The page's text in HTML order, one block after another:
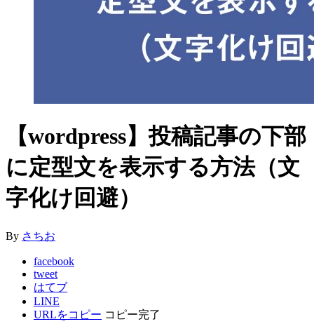
【wordpress】投稿記事の下部
に定型文を表示する方法（文
字化け回避）
By さちお
facebook
tweet
はてブ
LINE
URLをコピー コピー完了